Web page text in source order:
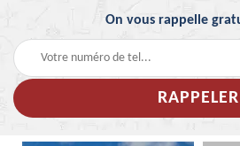
On vous rappelle